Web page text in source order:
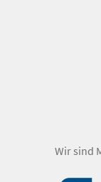
Wir sind